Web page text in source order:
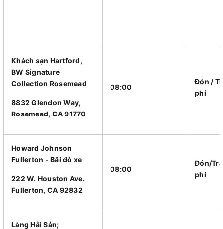
Khách sạn Hartford,
BW Signature
Collection Rosemead
8832 Glendon Way,
Rosemead, CA 91770
08:00
Đón /
phí
Howard Johnson
Fullerton - Bãi đỗ xe
222 W. Houston Ave.
Fullerton, CA 92832
08:00
Đón/
phí
Làng Hải Sản;